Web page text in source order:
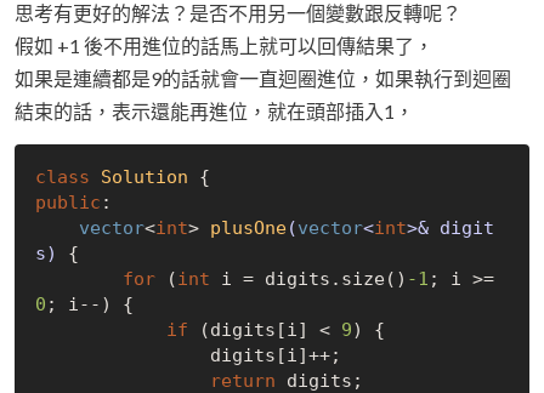
思考有更好的解法？是否不用另一個變數跟反轉呢？
假如 +1 後不用進位的話馬上就可以回傳結果了，
如果是連續都是9的話就會一直迴圈進位，如果執行到迴圈
結束的話，表示還能再進位，就在頭部插入1，
class Solution {
public :
vector<int> plusOne(vector<int>& digit
s)
{
for (int i = digits.size() -1
; i >=
0 ; i--) {
if (digits[i] < 9) {
return digits;